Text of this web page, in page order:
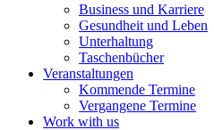
Business und Karriere
Gesundheit und Leben
Unterhaltung
Taschenbücher
Veranstaltungen
Kommende Termine
Vergangene Termine
Work with us